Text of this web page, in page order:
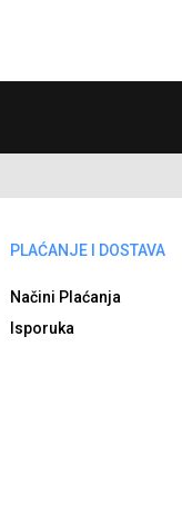
PLAĆANJE I DOSTAVA
Načini Plaćanja
Isporuka